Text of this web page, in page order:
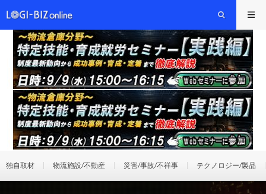
独自取材 物流施設/不動産 災害/事故/不祥事 テクノロジー/製品